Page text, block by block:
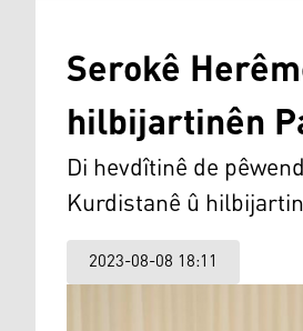
Serokê
hilbijartinên
Di hevdîtinê de
Kurdistanê û
2023-08-08 18:11